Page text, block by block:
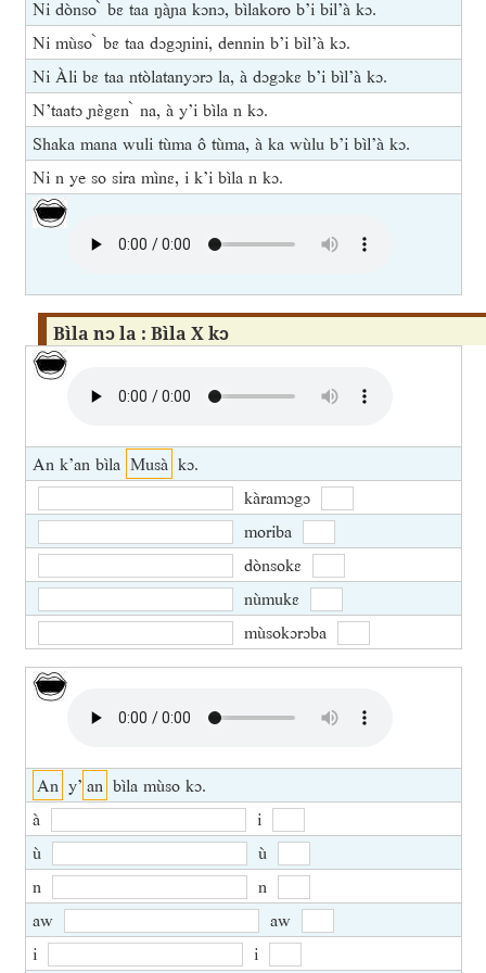
Ni dònso ̀ bɛ taa ŋàɲa kɔnɔ, bìlakoro b’i bil’à kɔ.
Ni mùso ̀ bɛ taa dɔgɔɲini, dennin b’i bìl’à kɔ.
Ni Àli bɛ taa ntòlatanyɔrɔ la, à dɔgɔkɛ b’i bìl’à kɔ.
N’taatɔ ɲɛ̀gɛn ̀ na, à y’i bìla n kɔ.
Shaka mana wuli tùma ô tùma, à ka wùlu b’i bìl’à kɔ.
Ni n ye so sira mìnɛ, i k’i bìla n kɔ.
Bìla nɔ la : Bìla X kɔ
An k’an bìla Musà kɔ.
kàramɔgɔ
moriba
dònsokɛ
nùmukɛ
mùsokɔrɔba
An y’ an bìla mùso kɔ.
à
i
ù
ù
n
n
aw
aw
i
i